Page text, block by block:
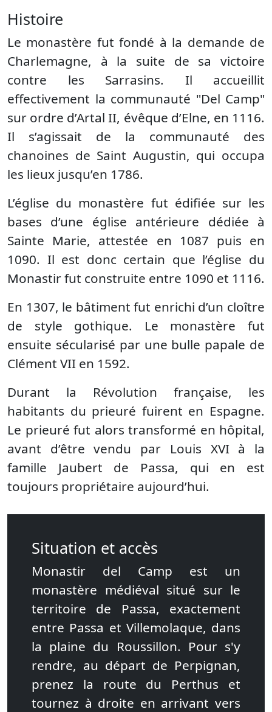
Histoire
Le monastère fut fondé à la demande de
Charlemagne, à la suite de sa victoire
contre les Sarrasins. Il accueillit
effectivement la communauté "Del Camp"
sur ordre d’Artal II, évêque d’Elne, en 1116.
Il s’agissait de la communauté des
chanoines de Saint Augustin, qui occupa
les lieux jusqu’en 1786.
L’église du monastère fut édifiée sur les
bases d’une église antérieure dédiée à
Sainte Marie, attestée en 1087 puis en
1090. Il est donc certain que l’église du
Monastir fut construite entre 1090 et 1116.
En 1307, le bâtiment fut enrichi d’un cloître
de style gothique. Le monastère fut
ensuite sécularisé par une bulle papale de
Clément VII en 1592.
Durant la Révolution française, les
habitants du prieuré fuirent en Espagne.
Le prieuré fut alors transformé en hôpital,
avant d’être vendu par Louis XVI à la
famille Jaubert de Passa, qui en est
toujours propriétaire aujourd’hui.
Situation et accès
Monastir del Camp est un
monastère médiéval situé sur le
territoire de Passa, exactement
entre Passa et Villemolaque, dans
la plaine du Roussillon. Pour s'y
rendre, au départ de Perpignan,
prenez la route du Perthus et
tournez à droite en arrivant vers